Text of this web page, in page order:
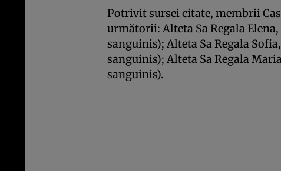
Potrivit sursei citate, membrii
următorii: Alteta Sa Regala
sanguinis); Alteta Sa Regala
sanguinis); Alteta Sa Regala
sanguinis).